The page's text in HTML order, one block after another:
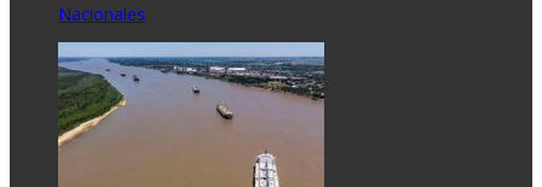
Nacionales